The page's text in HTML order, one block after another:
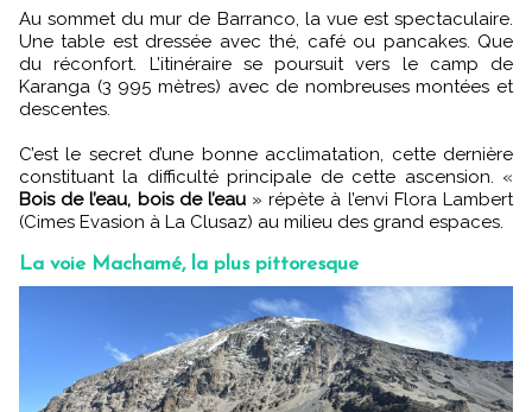
Au sommet du mur de Barranco, la vue est spectaculaire.
Une table est dressée avec thé, café ou pancakes. Que
du réconfort. L’itinéraire se poursuit vers le camp de
Karanga (3 995 mètres) avec de nombreuses montées et
descentes.
C’est le secret d’une bonne acclimatation, cette dernière
constituant la difficulté principale de cette ascension. «
Bois de l’eau, bois de l’eau» répète à l’envi Flora Lambert
(Cimes Evasion à La Clusaz) au milieu des grand espaces.
La voie Machamé, la plus pittoresque